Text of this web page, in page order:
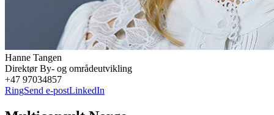
Hanne Tangen
Direktør By- og områdeutvikling
+47 97034857
RingSend e-postLinkedIn